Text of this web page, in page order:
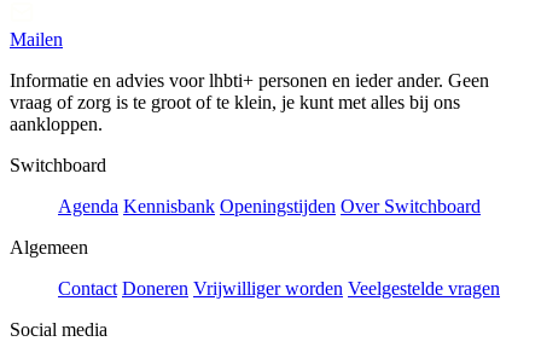
Mailen
Informatie en advies voor lhbti+ personen en ieder ander. Geen
vraag of zorg is te groot of te klein, je kunt met alles bij ons
aankloppen.
Switchboard
Agenda Kennisbank Openingstijden Over Switchboard
Algemeen
Contact Doneren Vrijwilliger worden Veelgestelde vragen
Social media